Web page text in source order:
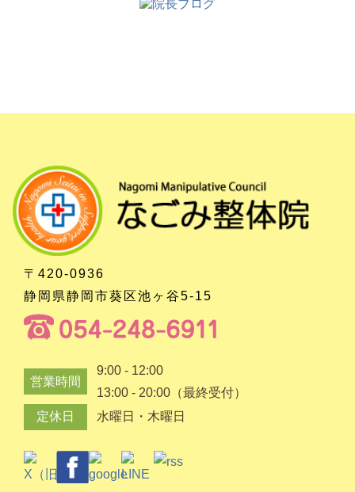
〒420-0936
静岡県静岡市葵区池ヶ谷5-15
営業時間
9:00 - 12:00
13:00 - 20:00（最終受付）
定休日
水曜日・木曜日